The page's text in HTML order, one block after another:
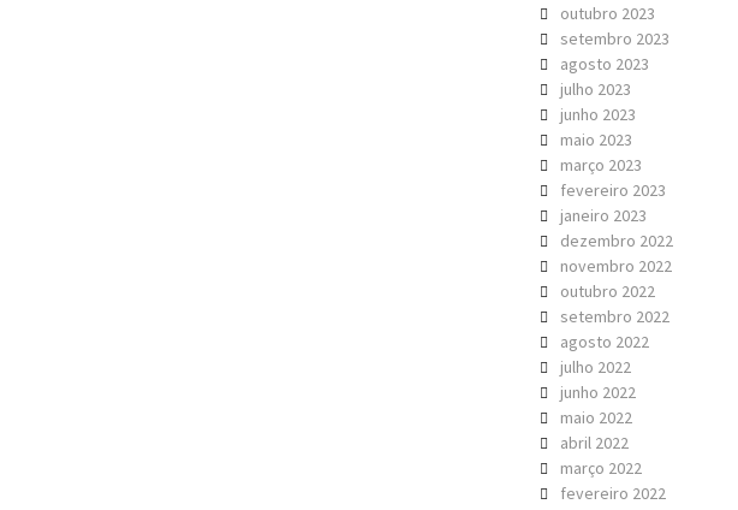
outubro 2023
setembro 2023
agosto 2023
julho 2023
junho 2023
maio 2023
março 2023
fevereiro 2023
janeiro 2023
dezembro 2022
novembro 2022
outubro 2022
setembro 2022
agosto 2022
julho 2022
junho 2022
maio 2022
abril 2022
março 2022
fevereiro 2022